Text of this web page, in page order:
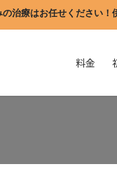
治療はお任せください
料金